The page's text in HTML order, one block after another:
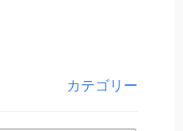
カテゴリー